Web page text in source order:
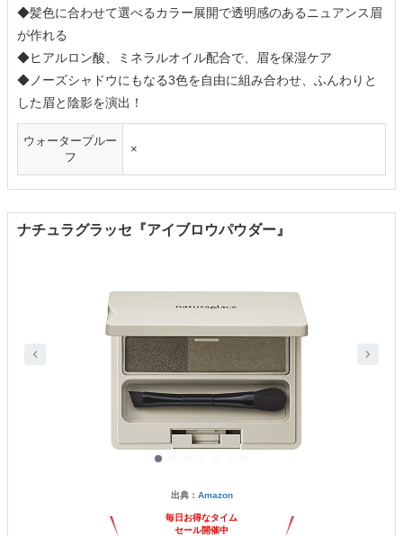
◆髪色に合わせて選べるカラー展開で透明感のあるニュアンス眉
が作れる
◆ヒアルロン酸、ミネラルオイル配合で、眉を保湿ケア
◆ノーズシャドウにもなる3色を自由に組み合わせ、ふんわりと
した眉と陰影を演出！
ウォータープルー
フ
×
ナチュラグラッセ『アイブロウパウダー』
出典： Amazon
毎日お得なタイム
セール開催中